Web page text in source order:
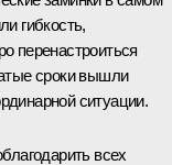
гибкость,
перенастроиться
сроки вышли
ситуации.
всех